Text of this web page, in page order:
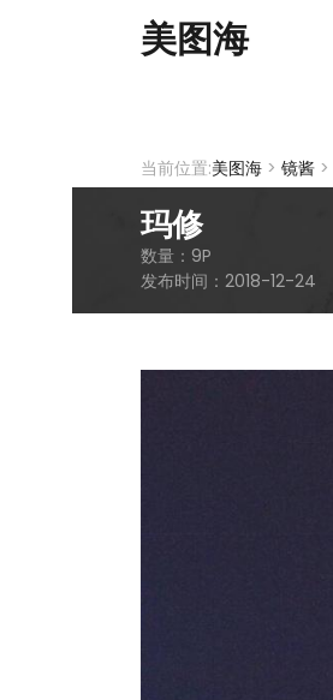
美图海
当前位置:美图海 > 镜酱 >
玛修
数量： 9P
发布时间： 2018-12-24